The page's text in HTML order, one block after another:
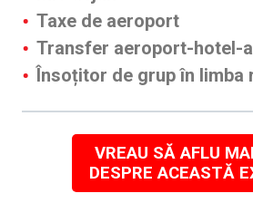
Taxe de aeroport
Transfer aeroport-hotel-
Însoțitor de grup în limba
VREAU SĂ AFLU
DESPRE ACEASTĂ